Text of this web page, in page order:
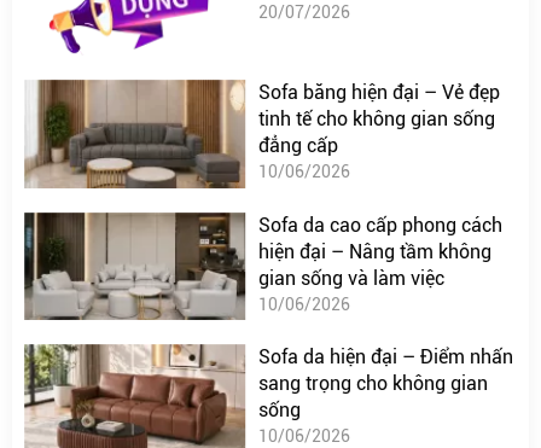
20/07/2026
Sofa băng hiện đại – Vẻ đẹp
tinh tế cho không gian sống
đẳng cấp
10/06/2026
Sofa da cao cấp phong cách
hiện đại – Nâng tầm không
gian sống và làm việc
10/06/2026
Sofa da hiện đại – Điểm nhấn
sang trọng cho không gian
sống
10/06/2026